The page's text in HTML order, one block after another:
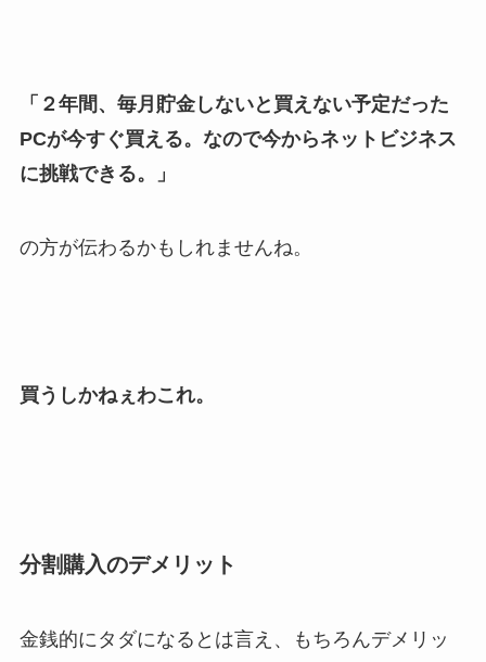
「２年間、毎月貯金しないと買えない予定だった
PCが今すぐ買える。なので今からネットビジネス
に挑戦できる。」
の方が伝わるかもしれませんね。
買うしかねぇわこれ。
分割購入のデメリット
金銭的にタダになるとは言え、もちろんデメリッ